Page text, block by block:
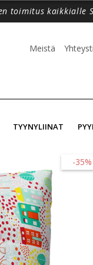
toimitus kaikkialle
Meistä
TYYNYLIINAT
-35%